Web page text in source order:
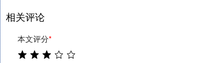
相关评论
本文评分*